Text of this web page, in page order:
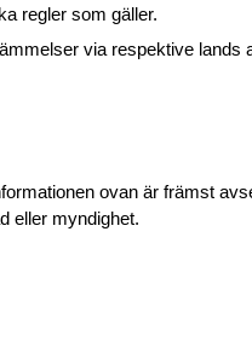
regler som gäller.
via respektive lands
ovan är främst
eller myndighet.